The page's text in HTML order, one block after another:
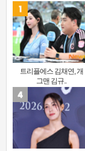
트리플에스 김채연, 개
그맨 김규..